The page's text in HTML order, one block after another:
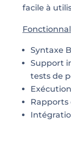
facile à
Syntaxe
Support
tests de
Rapports